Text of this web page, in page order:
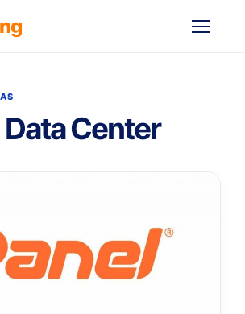
Data Center